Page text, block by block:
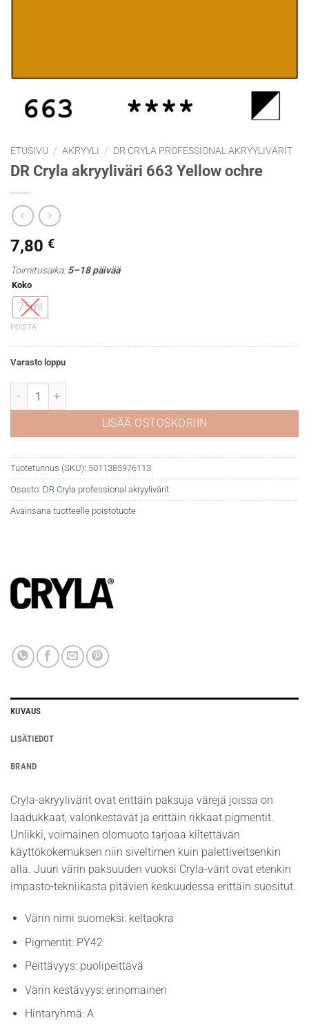
ETUSIVU / AKRYYLI / DR CRYLA PROFESSIONAL AKRYYLIVÄRIT
DR Cryla akryyliväri 663 Yellow ochre
7,80 €
Toimitusaika:5–18 päivää
Koko
75ml
POISTA
Varasto loppu
DR Cryla akryyliväri 663 Yellow ochre määrä
LISÄÄ OSTOSKORIIN
Tuotetunnus (SKU): 5011385976113
Osasto: DR Cryla professional akryylivärit
Avainsana tuotteelle poistotuote
KUVAUS
LISÄTIEDOT
BRAND
Cryla-akryylivärit ovat erittäin paksuja värejä joissa on
laadukkaat, valonkestävät ja erittäin rikkaat pigmentit.
Uniikki, voimainen olomuoto tarjoaa kiitettävän
käyttökokemuksen niin siveltimen kuin palettiveitsenkin
alla. Juuri värin paksuuden vuoksi Cryla-värit ovat etenkin
impasto-tekniikasta pitävien keskuudessa erittäin suositut.
Värin nimi suomeksi: keltaokra
Pigmentit: PY42
Peittävyys: puolipeittävä
Värin kestävyys: erinomainen
Hintaryhmä: A